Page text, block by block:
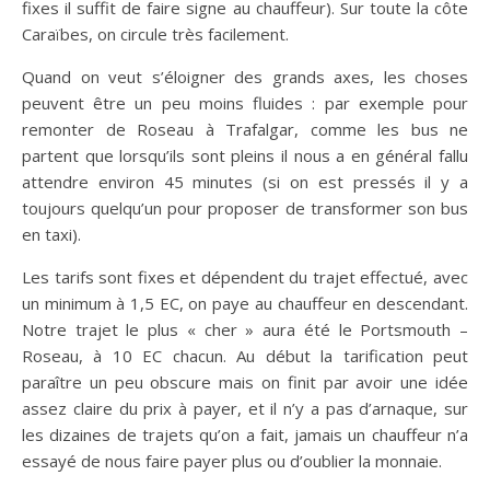
fixes il suffit de faire signe au chauffeur). Sur toute la côte
Caraïbes, on circule très facilement.
Quand on veut s’éloigner des grands axes, les choses
peuvent être un peu moins fluides : par exemple pour
remonter de Roseau à Trafalgar, comme les bus ne
partent que lorsqu’ils sont pleins il nous a en général fallu
attendre environ 45 minutes (si on est pressés il y a
toujours quelqu’un pour proposer de transformer son bus
en taxi).
Les tarifs sont fixes et dépendent du trajet effectué, avec
un minimum à 1,5 EC, on paye au chauffeur en descendant.
Notre trajet le plus « cher » aura été le Portsmouth –
Roseau, à 10 EC chacun. Au début la tarification peut
paraître un peu obscure mais on finit par avoir une idée
assez claire du prix à payer, et il n’y a pas d’arnaque, sur
les dizaines de trajets qu’on a fait, jamais un chauffeur n’a
essayé de nous faire payer plus ou d’oublier la monnaie.